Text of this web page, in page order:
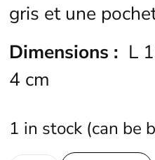
gris et une
Dimensions : L
4 cm
1 in stock (can be